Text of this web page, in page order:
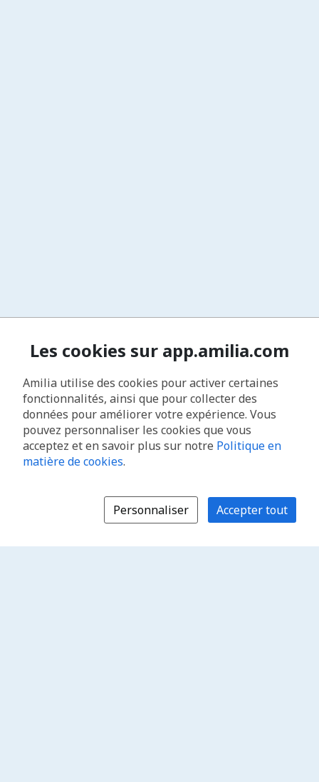
Les cookies sur app.amilia.com
Amilia utilise des cookies pour activer certaines
fonctionnalités, ainsi que pour collecter des
données pour améliorer votre expérience. Vous
pouvez personnaliser les cookies que vous
acceptez et en savoir plus sur notre Politique en
matière de cookies.
Personnaliser Accepter tout